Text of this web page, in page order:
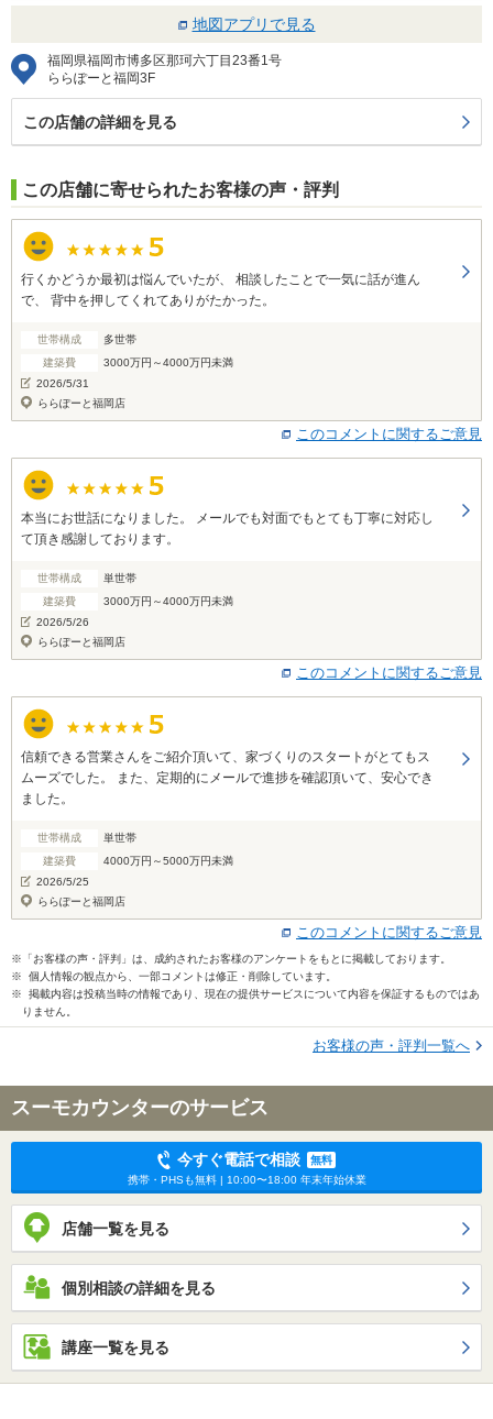
地図アプリで見る
福岡県福岡市博多区那珂六丁目23番1号
ららぽーと福岡3F
この店舗の詳細を見る
この店舗に寄せられたお客様の声・評判
行くかどうか最初は悩んでいたが、 相談したことで一気に話が進ん
で、 背中を押してくれてありがたかった。
世帯構成
多世帯
建築費
3000万円～4000万円未満
2026/5/31
ららぽーと福岡店
このコメントに関するご意見
本当にお世話になりました。 メールでも対面でもとても丁寧に対応し
て頂き感謝しております。
世帯構成
単世帯
建築費
3000万円～4000万円未満
2026/5/26
ららぽーと福岡店
このコメントに関するご意見
信頼できる営業さんをご紹介頂いて、家づくりのスタートがとてもス
ムーズでした。 また、定期的にメールで進捗を確認頂いて、安心でき
ました。
世帯構成
単世帯
建築費
4000万円～5000万円未満
2026/5/25
ららぽーと福岡店
このコメントに関するご意見
※「お客様の声・評判」は、成約されたお客様のアンケートをもとに掲載しております。
※ 個人情報の観点から、一部コメントは修正・削除しています。
※ 掲載内容は投稿当時の情報であり、現在の提供サービスについて内容を保証するものではあ
りません。
お客様の声・評判一覧へ
スーモカウンターのサービス
今すぐ電話で相談
無料
携帯・PHSも無料 | 10:00〜18:00 年末年始休業
店舗一覧を見る
個別相談の詳細を見る
講座一覧を見る